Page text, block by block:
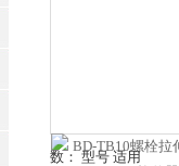
数： 型号 适用